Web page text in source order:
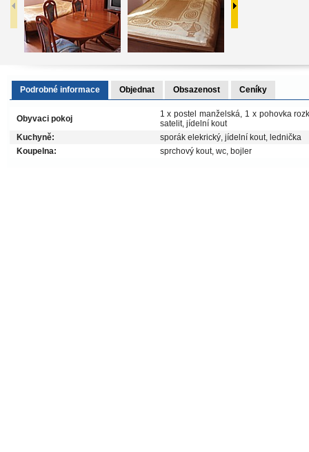
Podrobné informace Objednat Obsazenost Ceníky
Obyvaci pokoj
1 x postel manželská, 1 x pohovka
satelit, jídelní kout
Kuchyně:
sporák elekrický, jídelní kout, lednička
Koupelna:
sprchový kout, wc, bojler